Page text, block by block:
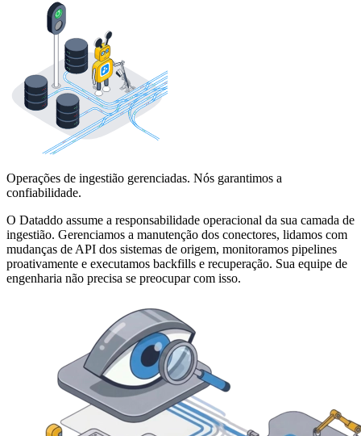
Operações de ingestião gerenciadas. Nós garantimos a
confiabilidade.
O Dataddo assume a responsabilidade operacional da sua camada de
ingestião. Gerenciamos a manutenção dos conectores, lidamos com
mudanças de API dos sistemas de origem, monitoramos pipelines
proativamente e executamos backfills e recuperação. Sua equipe de
engenharia não precisa se preocupar com isso.